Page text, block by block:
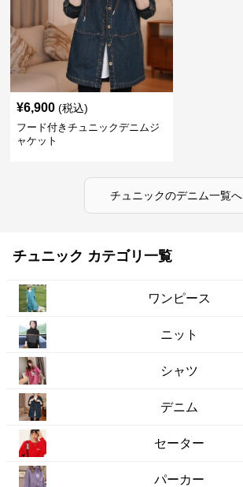
¥6,900 (税込)
フード付きチュニックデニムジ
ャケット
チュニックのデニム一覧へ
チュニック カテゴリ一覧
ワンピース
ニット
シャツ
デニム
セーター
パーカー